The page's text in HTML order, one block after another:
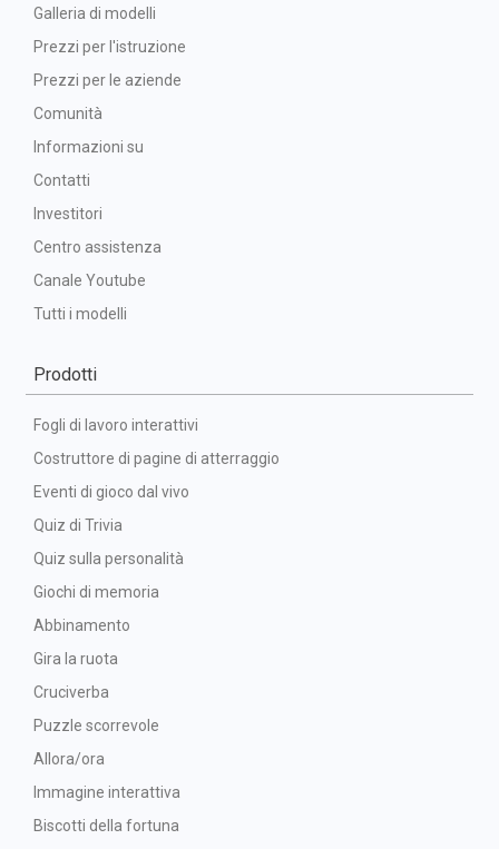
Galleria di modelli
Prezzi per l'istruzione
Prezzi per le aziende
Comunità
Informazioni su
Contatti
Investitori
Centro assistenza
Canale Youtube
Tutti i modelli
Prodotti
Fogli di lavoro interattivi
Costruttore di pagine di atterraggio
Eventi di gioco dal vivo
Quiz di Trivia
Quiz sulla personalità
Giochi di memoria
Abbinamento
Gira la ruota
Cruciverba
Puzzle scorrevole
Allora/ora
Immagine interattiva
Biscotti della fortuna